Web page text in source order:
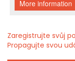
Zaregistrujte svůj
Propagujte svou